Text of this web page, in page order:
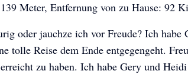
Meter, Entfernung von zu Hause: 92
oder jauchze ich vor Freude? Ich habe
tolle Reise dem Ende entgegengeht.
zu haben. Ich habe Gery und